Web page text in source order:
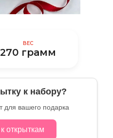
ВЕС
270 грамм
к набору?
для вашего подарка
открыткам